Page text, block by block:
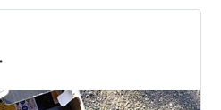
械的な接合部（ドア類）は電
で施しています。いままでも
ンノイズには、…